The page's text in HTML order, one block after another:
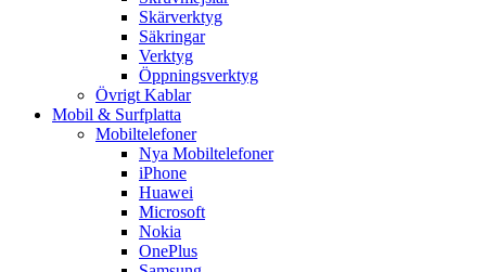
Skärverktyg
Säkringar
Verktyg
Öppningsverktyg
Övrigt Kablar
Mobil & Surfplatta
Mobiltelefoner
Nya Mobiltelefoner
iPhone
Huawei
Microsoft
Nokia
OnePlus